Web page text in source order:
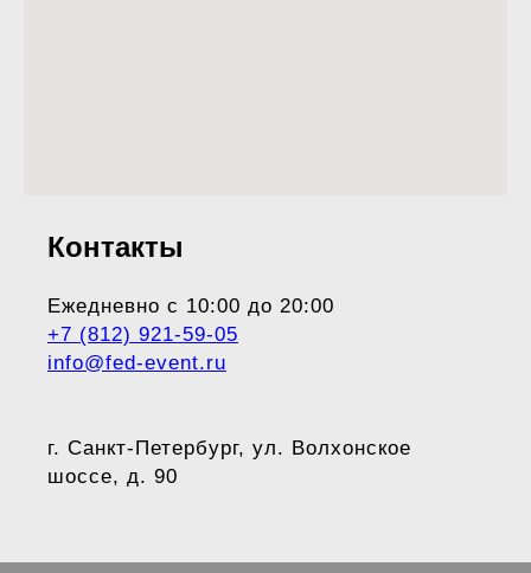
Контакты
Ежедневно с 10:00 до 20:00
+7 (812) 921-59-05
info@fed-event.ru
г. Санкт-Петербург, ул. Волхонское
шоссе, д. 90